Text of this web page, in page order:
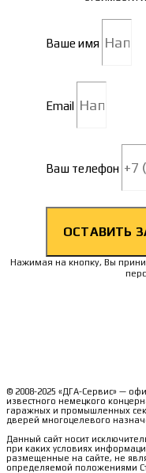
Ваше имя
Email
Ваш телефон
ОСТАВИТЬ
Нажимая на кнопку, Вы
© 2008-2025 «ДГА-Сервис» —
известного немецкого
гаражных и промышленных
дверей многоцелевого
Данный сайт носит
при каких условиях
размещенные на сайте, не
определяемой положениями